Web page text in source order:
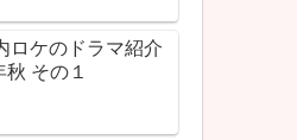
ロケのドラマ紹介
秋 その１